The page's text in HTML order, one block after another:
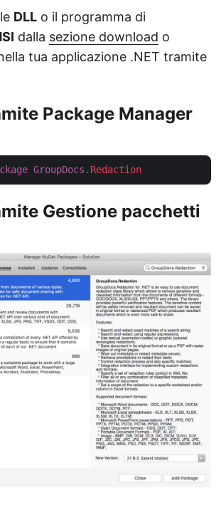
DLL o il programma di
dalla sezione download o
tua applicazione .NET tramite
Package Manager
GroupDocs .Redaction
Gestione pacchetti